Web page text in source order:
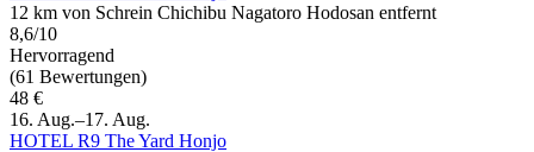
12 km von Schrein Chichibu Nagatoro Hodosan entfernt
8,6/10
Hervorragend
(61 Bewertungen)
48 €
16. Aug.–17. Aug.
HOTEL R9 The Yard Honjo